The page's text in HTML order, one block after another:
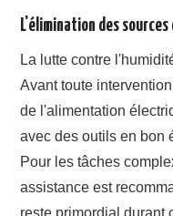
L'élimination des
La lutte contre
Avant toute
de l'alimentation
avec des outils en bon
Pour les tâches
assistance est
reste primordial durant